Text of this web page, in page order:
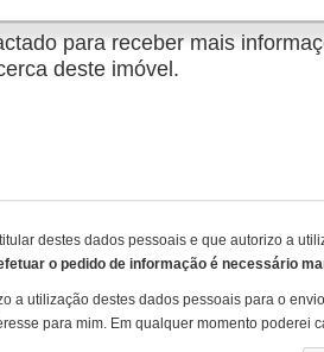
destes dados pessoais e que autorizo a
o pedido de informação é necessário
a utilização destes dados pessoais para o
para mim. Em qualquer momento poderei